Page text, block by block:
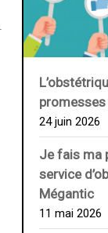
24 juin 2026
Je fais ma
service
Mégantic
11 mai 2026